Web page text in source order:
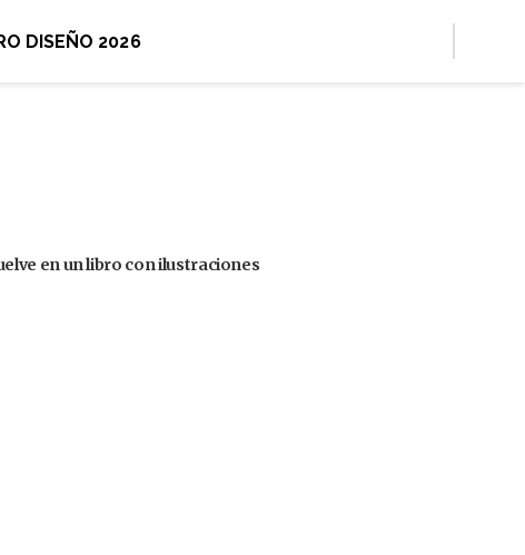
DISEÑO 2026
en un libro con ilustraciones